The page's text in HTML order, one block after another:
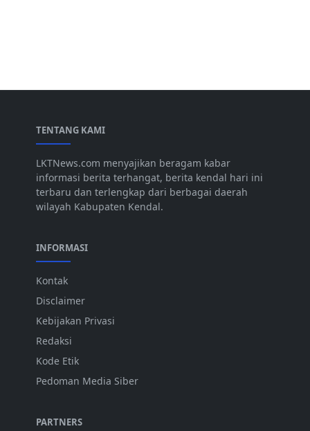
TENTANG KAMI
LKTNews.com menyajikan beragam kabar
informasi berita terhangat, berita kendal hari ini
terbaru dan terlengkap dari berbagai daerah
wilayah Kabupaten Kendal.
INFORMASI
Kontak
Disclaimer
Kebijakan Privasi
Redaksi
Kode Etik
Pedoman Media Siber
PARTNERS